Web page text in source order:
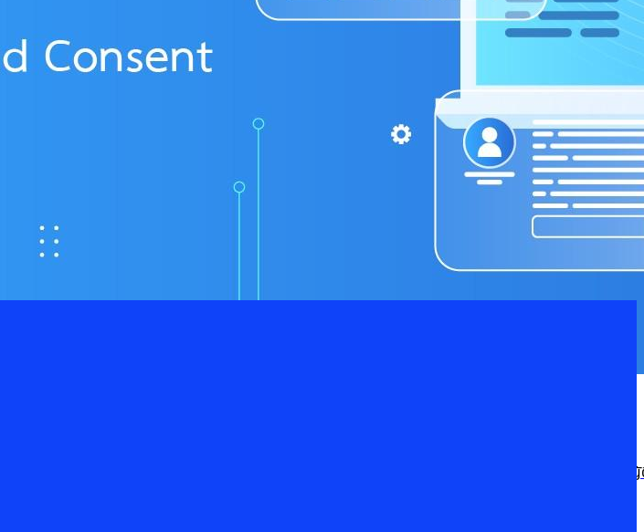
งของการปฏิบัติตามกฎหมาย แต่คือหัวใจของการสร้าง “ความไว้วางใจ” ระหว่างองค์กรกับลูกค้า พระราช